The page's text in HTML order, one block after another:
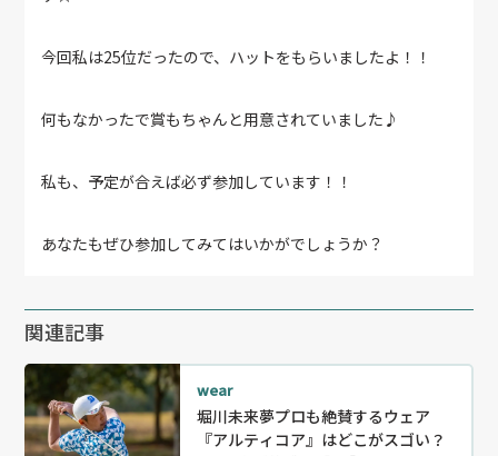
今回私は25位だったので、ハットをもらいましたよ！！
何もなかったで賞もちゃんと用意されていました♪
私も、予定が合えば必ず参加しています！！
あなたもぜひ参加してみてはいかがでしょうか？
関連記事
wear
堀川未来夢プロも絶賛するウェア
『アルティコア』はどこがスゴい？